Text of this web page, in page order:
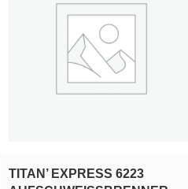
TITAN’ EXPRESS 6223